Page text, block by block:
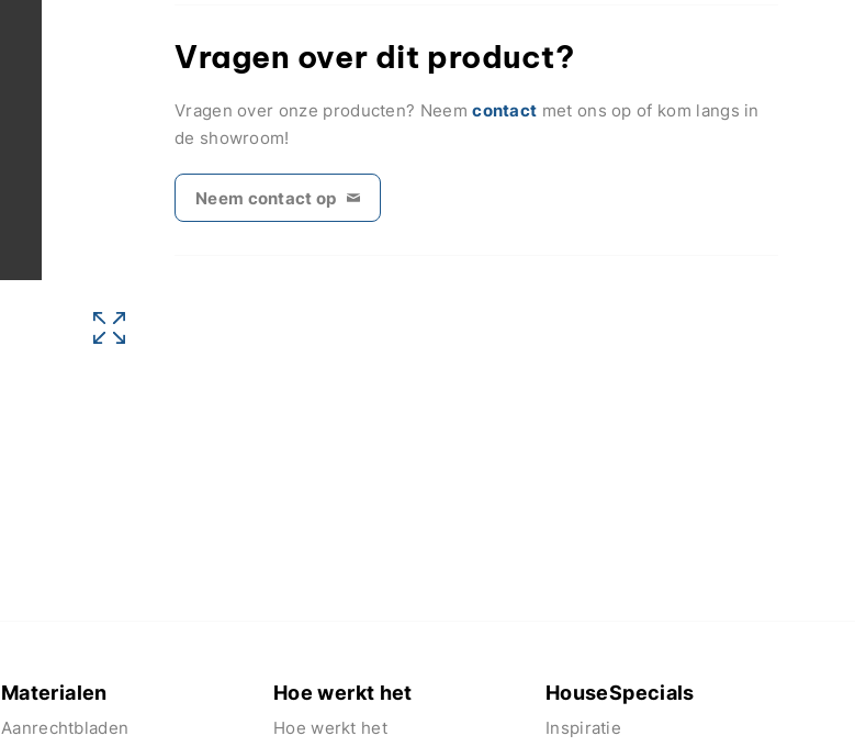
Vragen over dit product?
Vragen over onze producten? Neemcontact met ons op of kom langs in
de showroom!
Neem contact op
Materialen
Aanrechtbladen
Hoe werkt het
Hoe werkt het
HouseSpecials
Inspiratie